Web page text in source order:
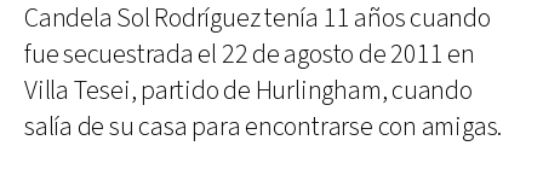
Candela Sol Rodríguez tenía 11 años cuando
fue secuestrada el 22 de agosto de 2011 en
Villa Tesei, partido de Hurlingham, cuando
salía de su casa para encontrarse con amigas.